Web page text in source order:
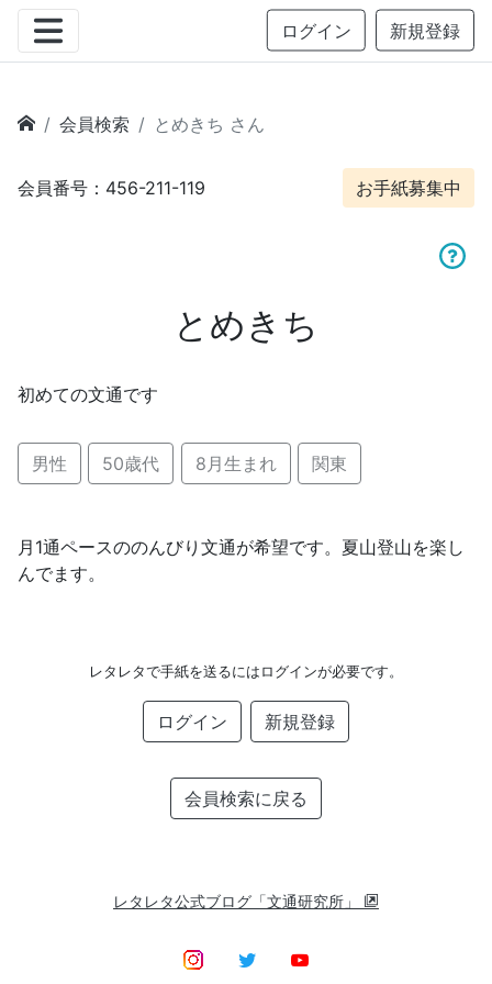
ログイン 新規登録
会員検索 とめきち さん
会員番号：456-211-119 お手紙募集中
とめきち
初めての文通です
男性 50歳代 8月生まれ 関東
月1通ペースののんびり文通が希望です。夏山登山を楽し
んでます。
レタレタで手紙を送るにはログインが必要です。
ログイン 新規登録
会員検索に戻る
レタレタ公式ブログ「文通研究所」